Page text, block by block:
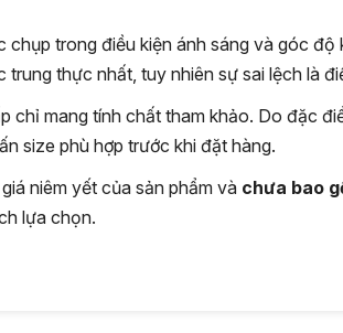
chụp trong điều kiện ánh sáng và góc
trung thực nhất, tuy nhiên sự sai lệch là
chỉ mang tính chất tham khảo. Do đặc
size phù hợp trước khi đặt hàng.
niêm yết của sản phẩm và chưa bao
lựa chọn.